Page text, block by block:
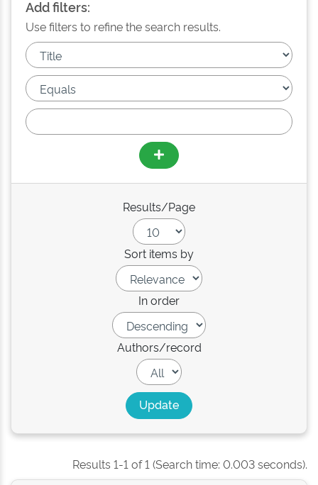
Add filters:
Use filters to refine the search results.
Results/Page
Sort items by
In order
Authors/record
Results 1-1 of 1 (Search time: 0.003 seconds).